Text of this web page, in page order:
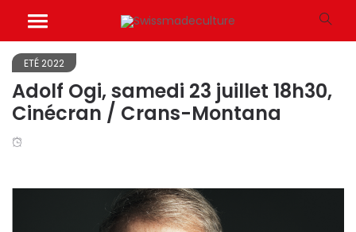
ETÉ 2022
Adolf Ogi, samedi 23 juillet 18h30,
Cinécran / Crans-Montana